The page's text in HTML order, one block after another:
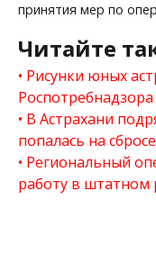
принятия мер по
Читайте
Рисунки юных
Роспотребнадзора
В Астрахани
попалась на
Региональный
работу в штатном